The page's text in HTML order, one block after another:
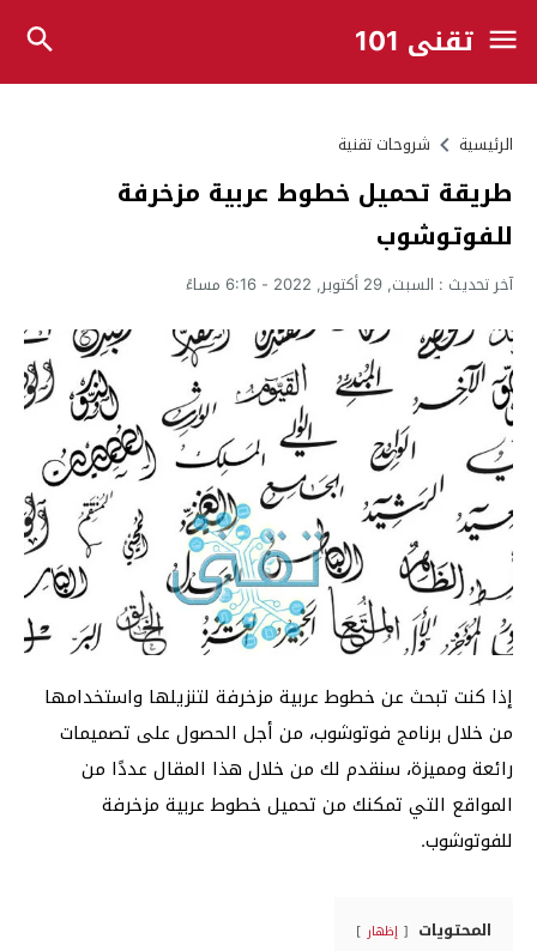
تقني 101
الرئيسية شروحات تقنية
طريقة تحميل خطوط عربية مزخرفة
للفوتوشوب
آخر تحديث : السبت, 29 أكتوبر, 2022 - 6:16 مساءً
إذا كنت تبحث عن خطوط عربية مزخرفة لتنزيلها واستخدامها
من خلال برنامج فوتوشوب، من أجل الحصول على تصميمات
رائعة ومميزة، سنقدم لك من خلال هذا المقال عددًا من
المواقع التي تمكنك من تحميل خطوط عربية مزخرفة
للفوتوشوب.
المحتويات إظهار